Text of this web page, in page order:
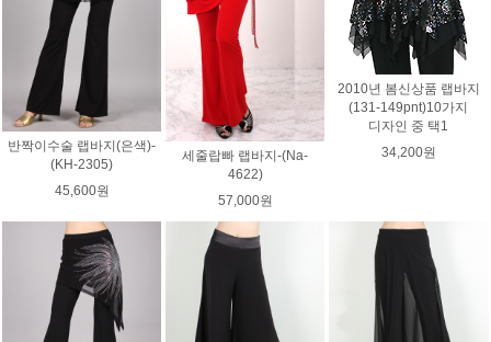
반짝이수술 랩바지(은색)-
(KH-2305)
45,600원
세줄랍빠 랩바지-(Na-
4622)
57,000원
2010년 봄신상품 랩바지
(131-149pnt)10가지
디자인 중 택1
34,200원